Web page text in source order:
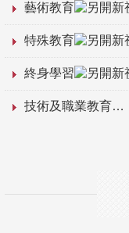
藝術教育
特殊教育
終身學習
技術及職業教育